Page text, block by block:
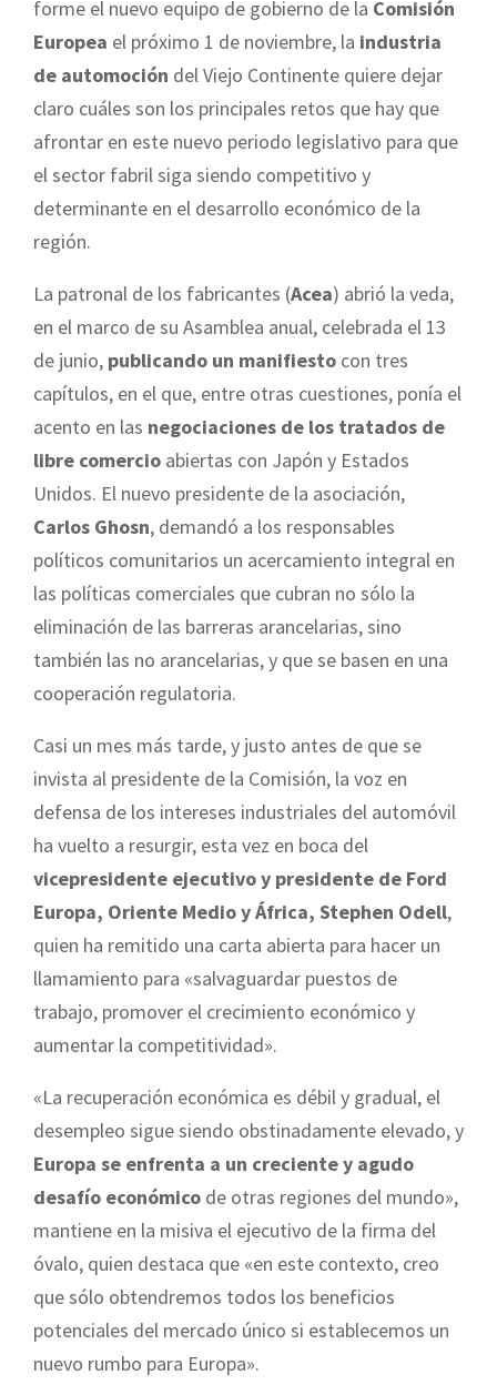
forme el nuevo equipo de gobierno de la Comisión
Europea el próximo 1 de noviembre, la industria
de automoción del Viejo Continente quiere dejar
claro cuáles son los principales retos que hay que
afrontar en este nuevo periodo legislativo para que
el sector fabril siga siendo competitivo y
determinante en el desarrollo económico de la
región.
La patronal de los fabricantes (Acea) abrió la veda,
en el marco de su Asamblea anual, celebrada el 13
de junio, publicando un manifiesto con tres
capítulos, en el que, entre otras cuestiones, ponía el
acento en las negociaciones de los tratados de
libre comercio abiertas con Japón y Estados
Unidos. El nuevo presidente de la asociación,
Carlos Ghosn, demandó a los responsables
políticos comunitarios un acercamiento integral en
las políticas comerciales que cubran no sólo la
eliminación de las barreras arancelarias, sino
también las no arancelarias, y que se basen en una
cooperación regulatoria.
Casi un mes más tarde, y justo antes de que se
invista al presidente de la Comisión, la voz en
defensa de los intereses industriales del automóvil
ha vuelto a resurgir, esta vez en boca del
vicepresidente ejecutivo y presidente de Ford
Europa, Oriente Medio y África, Stephen Odell,
quien ha remitido una carta abierta para hacer un
llamamiento para «salvaguardar puestos de
trabajo, promover el crecimiento económico y
aumentar la competitividad».
«La recuperación económica es débil y gradual, el
desempleo sigue siendo obstinadamente elevado, y
Europa se enfrenta a un creciente y agudo
desafío económico de otras regiones del mundo»,
mantiene en la misiva el ejecutivo de la firma del
óvalo, quien destaca que «en este contexto, creo
que sólo obtendremos todos los beneficios
potenciales del mercado único si establecemos un
nuevo rumbo para Europa».